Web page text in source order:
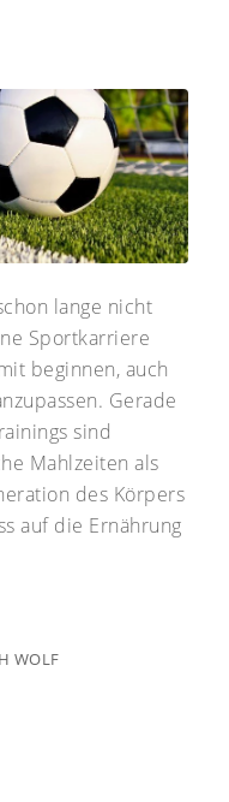
lange nicht
Sportkarriere
beginnen, auch
Gerade
sind
Mahlzeiten als
des Körpers
auf die Ernährung
WOLF